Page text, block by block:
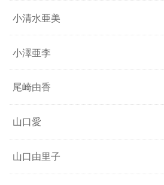
小清水亜美
小澤亜李
尾崎由香
山口愛
山口由里子